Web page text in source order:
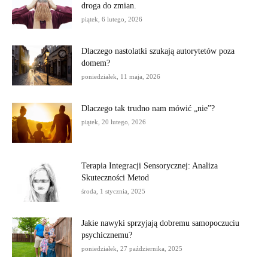
droga do zmian.
piątek, 6 lutego, 2026
Dlaczego nastolatki szukają autorytetów poza
domem?
poniedziałek, 11 maja, 2026
Dlaczego tak trudno nam mówić „nie”?
piątek, 20 lutego, 2026
Terapia Integracji Sensorycznej: Analiza
Skuteczności Metod
środa, 1 stycznia, 2025
Jakie nawyki sprzyjają dobremu samopoczuciu
psychicznemu?
poniedziałek, 27 października, 2025